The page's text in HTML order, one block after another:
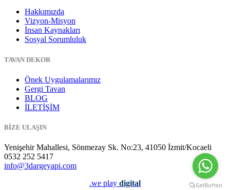
Hakkımızda
Vizyon-Misyon
İnsan Kaynakları
Sosyal Sorumluluk
TAVAN DEKOR
Önek Uygulamalarımız
Gergi Tavan
BLOG
İLETİŞİM
BİZE ULAŞIN
Yenişehir Mahallesi, Sönmezay Sk. No:23, 41050 İzmit/Kocaeli
0532 252 5417
info@3dargeyapi.com
.we play digital